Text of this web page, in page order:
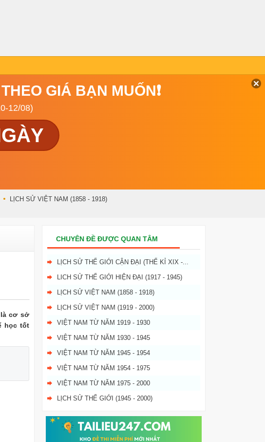
GIÁ BẠN MUỐN❗
12/08)
LỊCH SỬ VIỆT NAM (1858 - 1918)
cơ sở
học tốt
CHUYÊN ĐỀ ĐƯỢC QUAN TÂM
LỊCH SỬ THẾ GIỚI CẬN ĐẠI (THẾ KỈ XIX -...
LICH SỬ THẾ GIỚI HIỆN ĐẠI (1917 - 1945)
LỊCH SỬ VIỆT NAM (1858 - 1918)
LỊCH SỬ VIỆT NAM (1919 - 2000)
VIỆT NAM TỪ NĂM 1919 - 1930
VIỆT NAM TỪ NĂM 1930 - 1945
VIỆT NAM TỪ NĂM 1945 - 1954
VIỆT NAM TỪ NĂM 1954 - 1975
VIỆT NAM TỪ NĂM 1975 - 2000
LỊCH SỬ THẾ GIỚI (1945 - 2000)